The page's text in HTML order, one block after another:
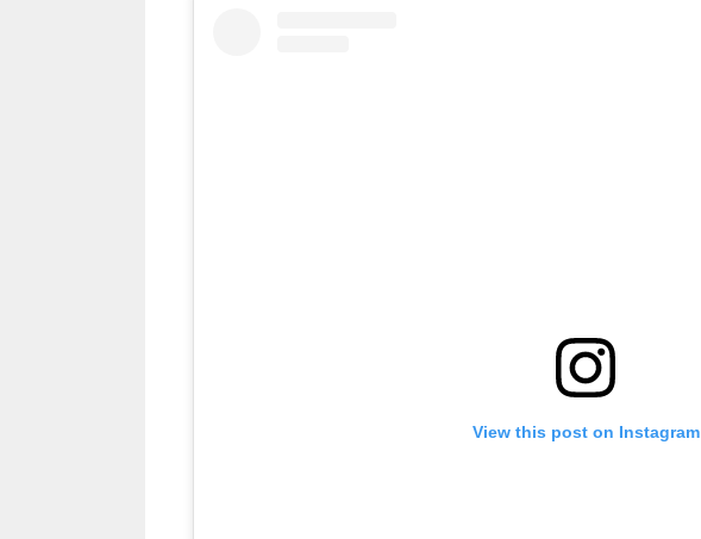
View this post on Instagram